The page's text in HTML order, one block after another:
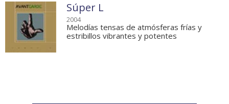
Súper L
2004
Melodías tensas de atmósferas frías y
estribillos vibrantes y potentes